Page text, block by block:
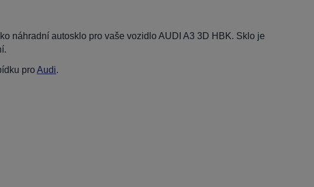
náhradní autosklo pro vaše vozidlo AUDI A3 3D HBK. Sklo je
proAudi.